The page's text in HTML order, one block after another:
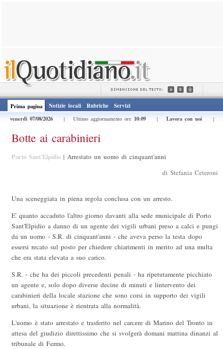
Prima pagina Notizie locali Rubriche
Servizi
venerdì 07/08/2026
| Ultimo aggiornamento ore 10:09 | Lavora con noi |
Botte ai carabinieri
Porto Sant'Elpidio | Arrestato un uomo di cinquant'anni
di Stefania Ceteroni
Una sceneggiata in piena regola conclusa con un arresto.
E' quanto accaduto l'altro giorno davanti alla sede municipale di Porto
Sant'Elpidio a danno di un agente dei vigili urbani preso a calci e pungi
da un uomo - S.R. di cinquant'anni - che aveva perso la testa dopo
essersi recato sul posto per chiedere chiarimenti in merito ad una multa
che era stata elevata a suo carico.
S.R. - che ha dei piccoli precedenti penali - ha ripetutamente picchiato
un agente e, solo dopo diverse decine di minuti e lintervento dei
carabinieri della locale stazione che sono corsi in supporto dei vigili
urbani, la situazione è rientrata alla normalità.
L'uomo è stato arrestato e trasferito nel carcere di Marino del Tronto in
attesa del giudizio direttissimo che si svolgerà domani mattina dinanzi al
tribunale di Fermo.